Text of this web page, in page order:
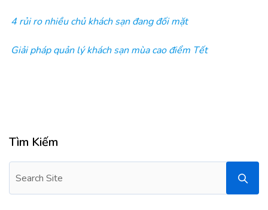
4 rủi ro nhiều chủ khách sạn đang đối mặt
Giải pháp quản lý khách sạn mùa cao điểm Tết
Tìm Kiếm